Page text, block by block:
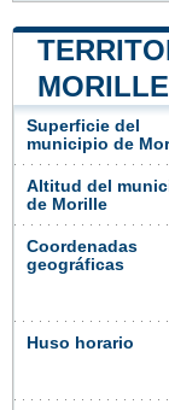
MORILLE
Superficie del
municipio de
Altitud del
de Morille
Coordenadas
geográficas
Huso horario